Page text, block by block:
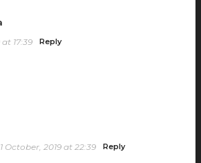
17:39 Reply
October, 2019 at 22:39 Reply